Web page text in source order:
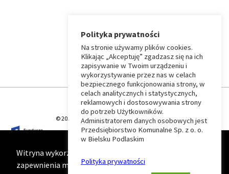
⏶
Wróć
do
początku
strony
© 2026 T-Matic Grupa Computer Plus Sp. z o.o.
Witryna wykorzystuje ciasteczka (cookies) w celu
zapewnienia maksymalnej wygody podczas korzystania
Polityka prywatności
Na stronie używamy plików cookies.
Klikając „Akceptuję” zgadzasz się na ich
zapisywanie w Twoim urządzeniu i
wykorzystywanie przez nas w celach
bezpiecznego funkcjonowania strony, w
celach analitycznych i statystycznych,
reklamowych i dostosowywania strony
do potrzeb Użytkowników.
Administratorem danych osobowych jest
Przedsiębiorstwo Komunalne Sp. z o. o.
w Bielsku Podlaskim
Polityka prywatności